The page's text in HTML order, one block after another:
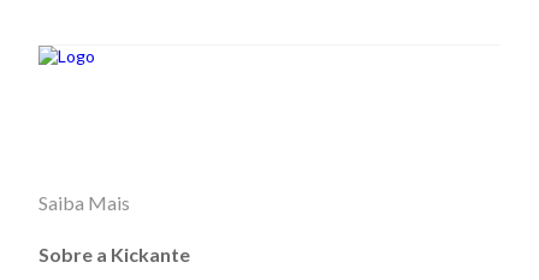
Saiba Mais
Sobre a Kickante